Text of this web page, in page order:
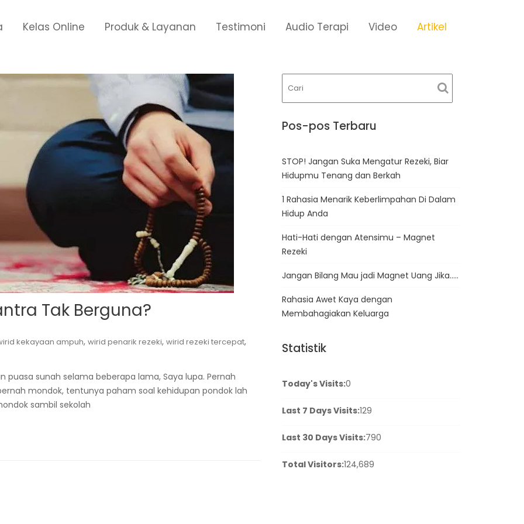
Kelas Online Produk & Layanan Testimoni Audio Terapi Video Artikel
berlimpah
Tak Berguna?
kekayaan ampuh, wirid penarik rezeki, wirid rezeki tercepat,
sunah selama beberapa lama, Saya lupa. Pernah
mondok, tentunya paham soal kehidupan pondok lah
sambil sekolah
Pos-pos Terbaru
STOP! Jangan Suka Mengatur Rezeki, Biar
Hidupmu Tenang dan Berkah
1 Rahasia Menarik Keberlimpahan Di Dalam
Hidup Anda
Hati-Hati dengan Atensimu – Magnet
Rezeki
Jangan Bilang Mau jadi Magnet Uang Jika…..
Rahasia Awet Kaya dengan
Membahagiakan Keluarga
Statistik
Today's Visits:0
Last 7 Days Visits:129
Last 30 Days Visits:790
Total Visitors:124,689